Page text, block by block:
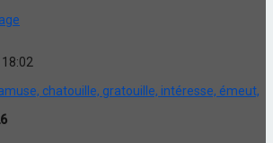
chatouille, gratouille, intéresse, émeut,